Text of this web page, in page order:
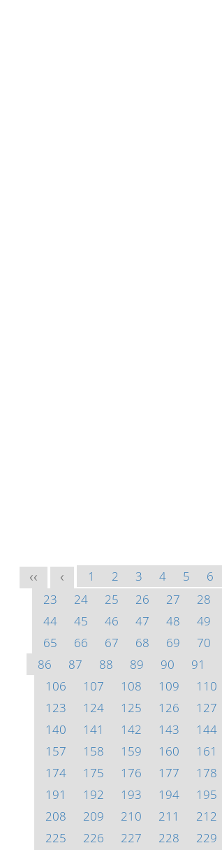
<< < 1 2 3 4 5 6
23
24 25 26 27 28
44
45 46 47 48 49
65
66 67 68 69 70
86
87 88 89 90 91
106
107 108 109 110
123
124 125 126 127
140
141 142 143 144
157
158 159 160 161
174
175 176 177 178
191
192 193 194 195
208
209 210 211 212
225
226 227 228 229